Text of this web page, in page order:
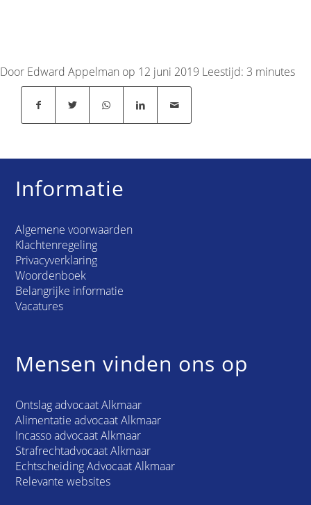
Door Edward Appelman op 12 juni 2019 Leestijd: 3 minutes
Informatie
Algemene voorwaarden
Klachtenregeling
Privacyverklaring
Woordenboek
Belangrijke informatie
Vacatures
Mensen vinden ons op
Ontslag advocaat Alkmaar
Alimentatie advocaat Alkmaar
Incasso advocaat Alkmaar
Strafrechtadvocaat Alkmaar
Echtscheiding Advocaat Alkmaar
Relevante websites